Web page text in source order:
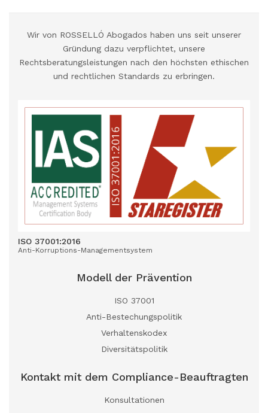
Wir von ROSSELLÓ Abogados haben uns seit unserer
Gründung dazu verpflichtet, unsere
Rechtsberatungsleistungen nach den höchsten ethischen
und rechtlichen Standards zu erbringen.
ISO 37001:2016
Anti-Korruptions-Managementsystem
Modell der Prävention
ISO 37001
Anti-Bestechungspolitik
Verhaltenskodex
Diversitätspolitik
Kontakt mit dem Compliance-Beauftragten
Konsultationen